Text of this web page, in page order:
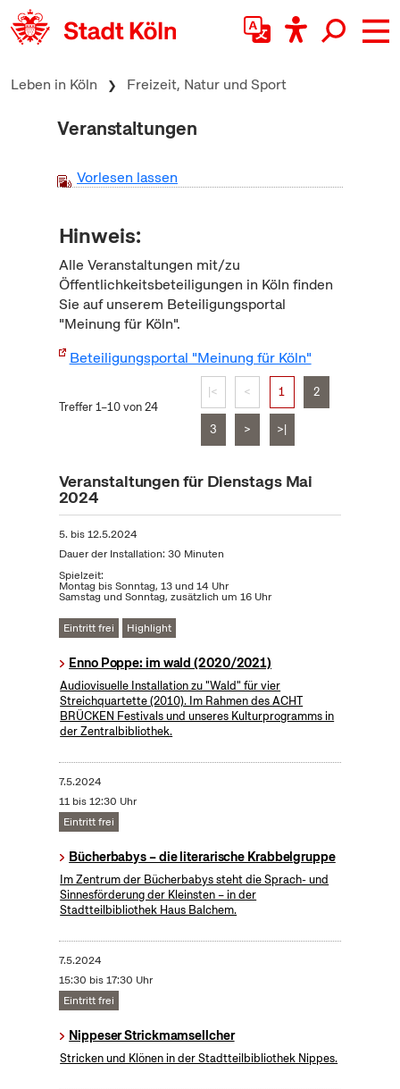
zum Inhalt springen
Leben in Köln Freizeit, Natur und Sport
Veranstaltungen
Vorlesen lassen
Hinweis:
Alle Veranstaltungen mit/zu
Öffentlichkeitsbeteiligungen in Köln finden
Sie auf unserem Beteiligungsportal
"Meinung für Köln".
Beteiligungsportal "Meinung für Köln"
Treffer 1–10 von 24
|< < 1 2
3 > >|
Veranstaltungen für Dienstags Mai
2024
5. bis12.5.2024
Dauer der Installation: 30 Minuten
Spielzeit:
Montag bis Sonntag, 13 und 14 Uhr
Samstag und Sonntag, zusätzlich um 16 Uhr
Eintritt frei Highlight
Enno Poppe: im wald (2020/2021)
Audiovisuelle Installation zu "Wald" für vier
Streichquartette (2010). Im Rahmen des ACHT
BRÜCKEN Festivals und unseres Kulturprogramms in
der Zentralbibliothek.
7.5.2024
11 bis 12:30 Uhr
Eintritt frei
Bücherbabys – die literarische Krabbelgruppe
Im Zentrum der Bücherbabys steht die Sprach- und
Sinnesförderung der Kleinsten – in der
Stadtteilbibliothek Haus Balchem.
7.5.2024
15:30 bis 17:30 Uhr
Eintritt frei
Nippeser Strickmamsellcher
Stricken und Klönen in der Stadtteilbibliothek Nippes.